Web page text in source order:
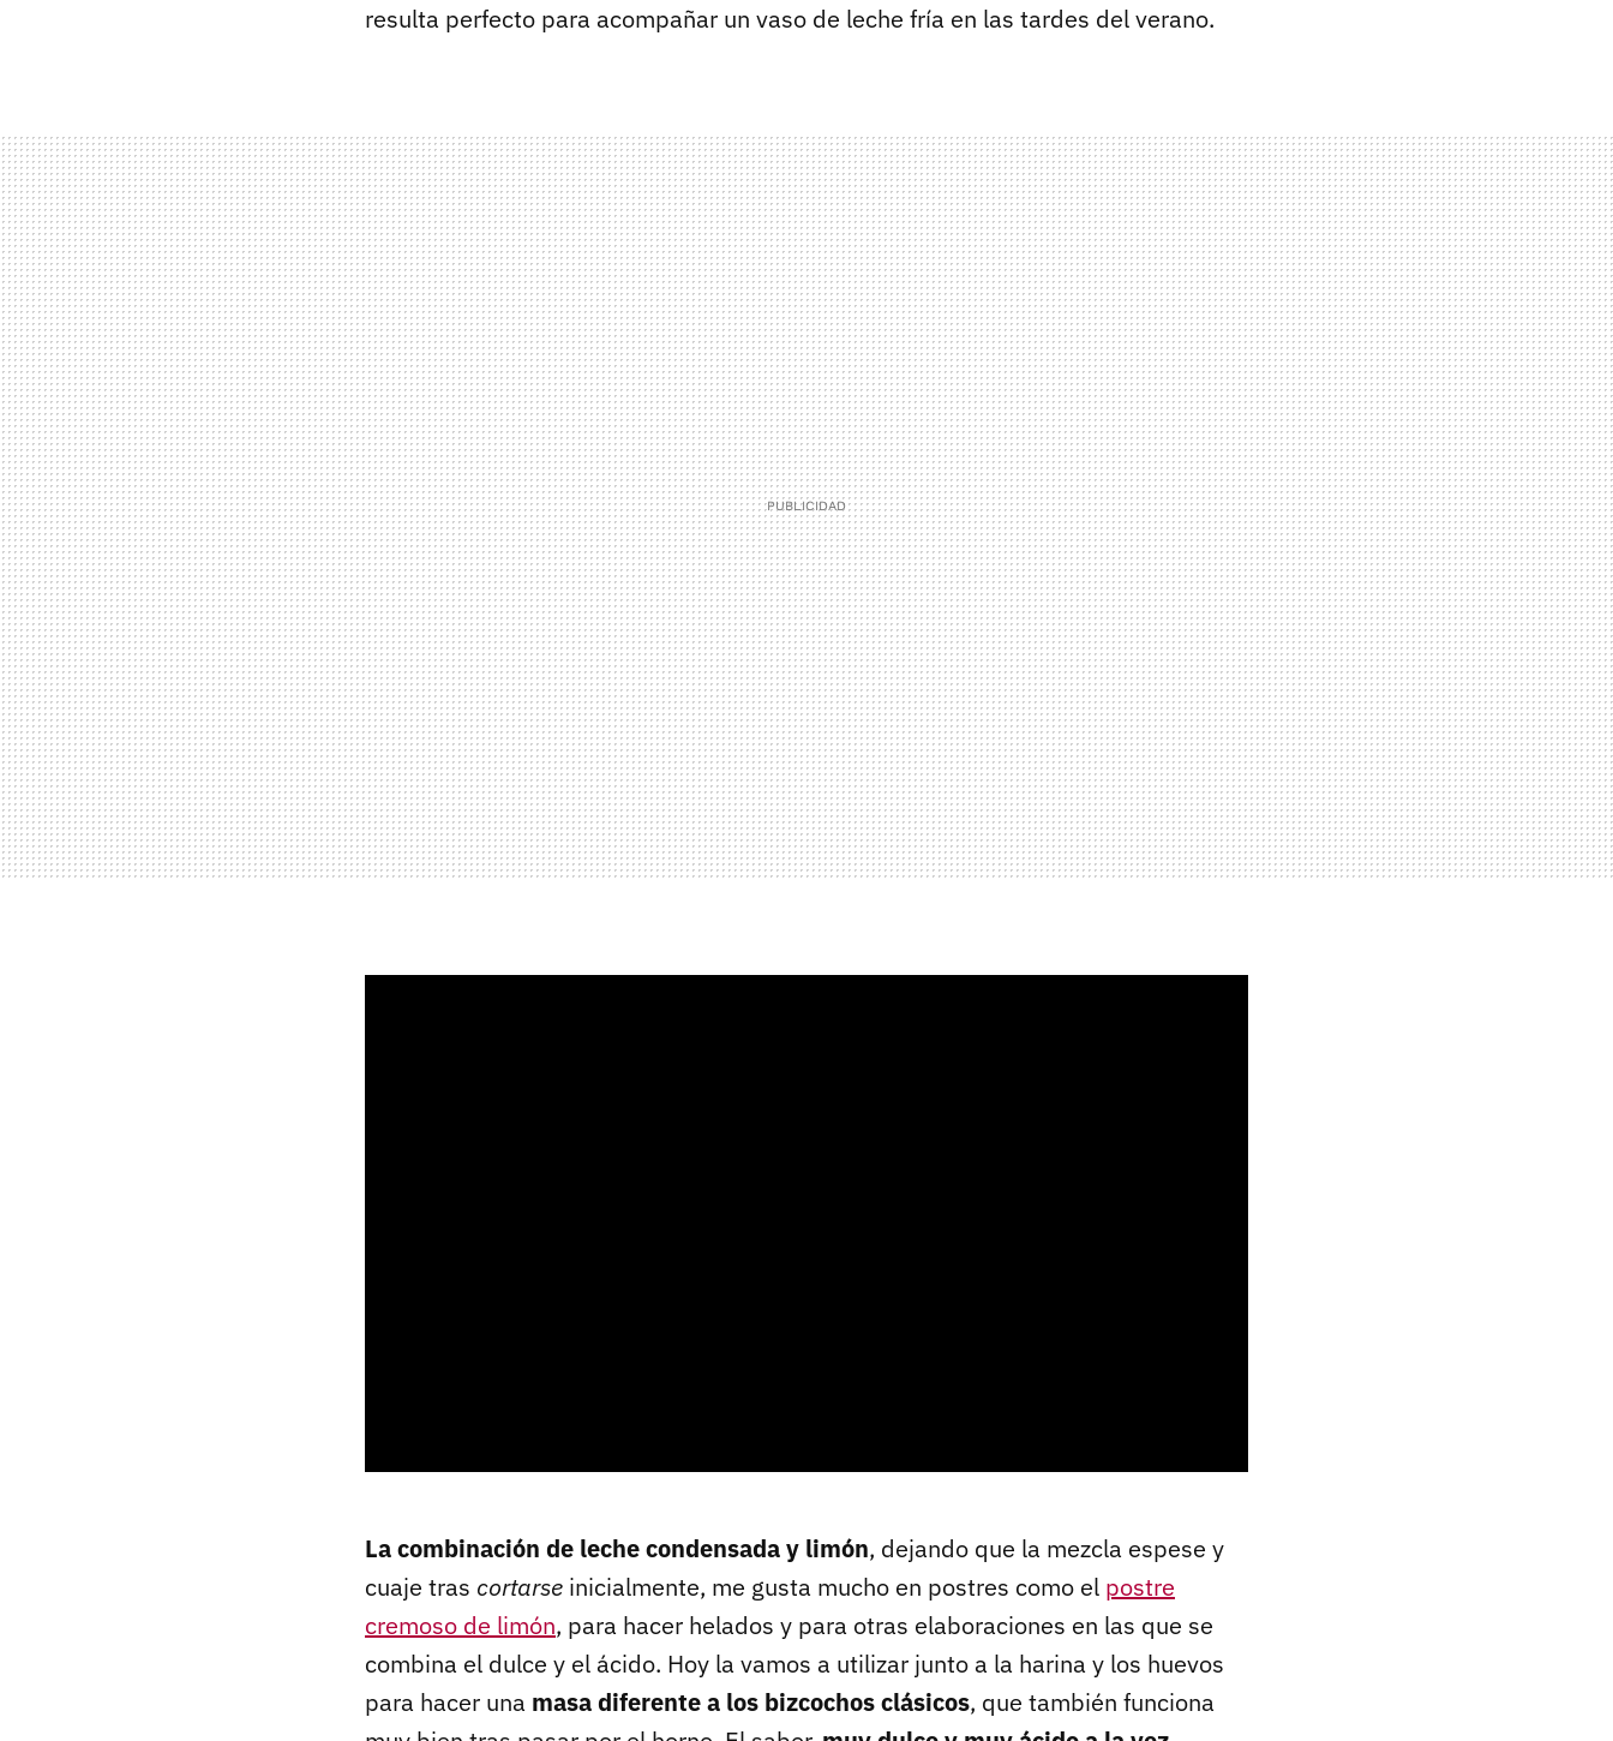
resulta perfecto para acompañar un vaso de leche fría en las tardes del verano.
La combinación de leche condensada y limón, dejando que la mezcla espese y
cuaje tras cortarse inicialmente, me gusta mucho en postres como el postre
cremoso de limón, para hacer helados y para otras elaboraciones en las que se
combina el dulce y el ácido. Hoy la vamos a utilizar junto a la harina y los huevos
para hacer una masa diferente a los bizcochos clásicos, que también funciona